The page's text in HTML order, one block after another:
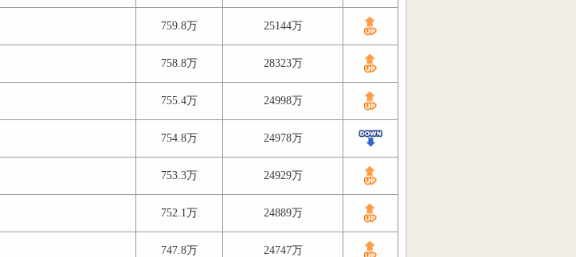
759.8万 25144万
758.8万 28323万
755.4万 24998万
754.8万 24978万
753.3万 24929万
752.1万 24889万
747.8万 24747万